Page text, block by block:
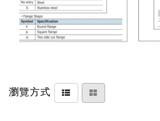
瀏覽方式